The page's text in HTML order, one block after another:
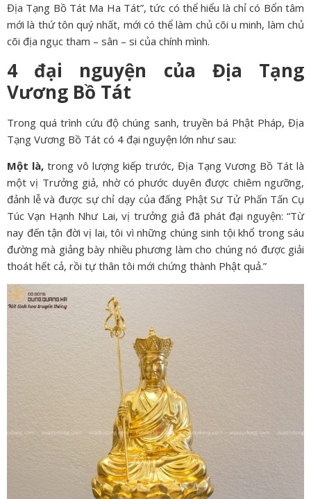
Địa Tạng Bồ Tát Ma Ha Tát”, tức có thể hiểu là chỉ có Bổn tâm
mới là thứ tôn quý nhất, mới có thể làm chủ cõi u minh, làm chủ
cõi địa ngục tham – sân – si của chính mình.
4 đại nguyện của Địa Tạng
Vương Bồ Tát
Trong quá trình cứu độ chúng sanh, truyền bá Phật Pháp, Địa
Tạng Vương Bồ Tát có 4 đại nguyện lớn như sau:
Một là, trong vô lượng kiếp trước, Địa Tạng Vương Bồ Tát là
một vị Trưởng giả, nhờ có phước duyên được chiêm ngưỡng,
đảnh lễ và được sự chỉ dạy của đấng Phật Sư Tử Phấn Tấn Cụ
Túc Vạn Hạnh Như Lai, vị trưởng giả đã phát đại nguyện: “Từ
nay đến tận đời vị lai, tôi vì những chúng sinh tội khổ trong sáu
đường mà giảng bày nhiều phương làm cho chúng nó được giải
thoát hết cả, rồi tự thân tôi mới chứng thành Phật quả.”